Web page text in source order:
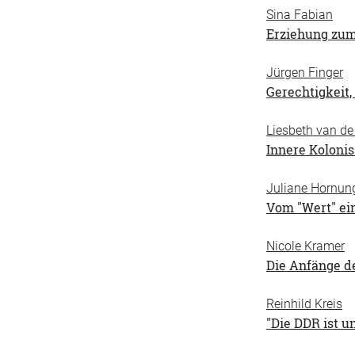
Sina Fabian
Erziehung
Jürgen Finger
Gerechtigkeit,
Liesbeth van
Innere
Juliane
Vom "Wert"
Nicole Kramer
Die Anfänge
Reinhild Kreis
"Die DDR ist